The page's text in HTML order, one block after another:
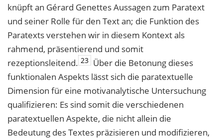
knüpft an Gérard Genettes Aussagen zum Paratext
und seiner Rolle für den Text an; die Funktion des
Paratexts verstehen wir in diesem Kontext als
rahmend, präsentierend und somit
rezeptionsleitend. 23 Über die Betonung dieses
funktionalen Aspekts lässt sich die paratextuelle
Dimension für eine motivanalytische Untersuchung
qualifizieren: Es sind somit die verschiedenen
paratextuellen Aspekte, die nicht allein die
Bedeutung des Textes präzisieren und modifizieren,